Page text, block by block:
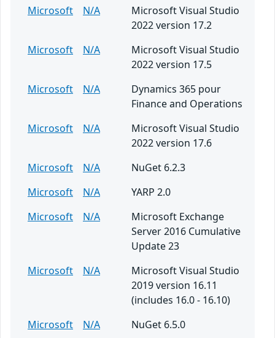
Microsoft N/A
Microsoft Visual Studio
2022 version 17.2
Microsoft
N/A
Microsoft Visual Studio
2022 version 17.5
Microsoft
N/A
Dynamics 365 pour
Finance and Operations
Microsoft
N/A
Microsoft Visual Studio
2022 version 17.6
Microsoft
N/A
NuGet 6.2.3
Microsoft
N/A
YARP 2.0
Microsoft
N/A
Microsoft Exchange
Server 2016 Cumulative
Update 23
Microsoft
N/A
Microsoft Visual Studio
2019 version 16.11
(includes 16.0 - 16.10)
Microsoft
N/A
NuGet 6.5.0